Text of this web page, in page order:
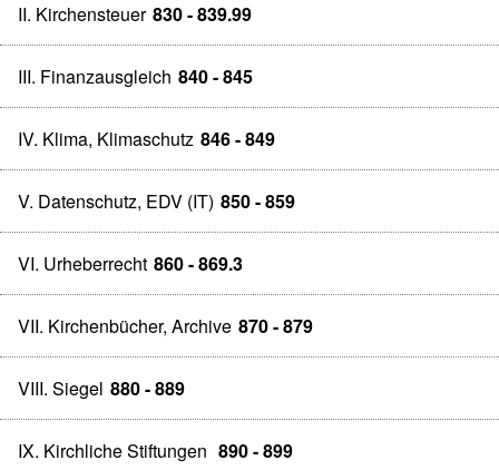
II. Kirchensteuer 830 - 839.99
III. Finanzausgleich 840 - 845
IV. Klima, Klimaschutz 846 - 849
V. Datenschutz, EDV (IT) 850 - 859
VI. Urheberrecht 860 - 869.3
VII. Kirchenbücher, Archive 870 - 879
VIII. Siegel 880 - 889
IX. Kirchliche Stiftungen 890 - 899